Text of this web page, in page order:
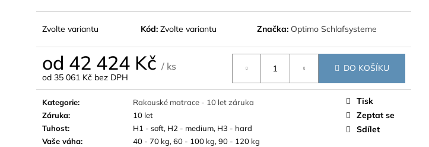
Zvolte variantu Kód: Zvolte variantu Značka: Optimo Schlafsysteme
od 42 424 Kč / ks
od 35 061 Kč bez DPH
Měrná
cena:
DO KOŠÍKU
Kategorie:
Rakouské matrace - 10 let záruka
Záruka:
10 let
Tuhost:
H1 - soft, H2 - medium, H3 - hard
Vaše váha:
40 - 70 kg, 60 - 100 kg, 90 - 120 kg
Tisk
Zeptat se
Sdílet